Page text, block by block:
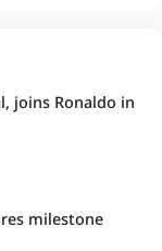
joins Ronaldo in
milestone